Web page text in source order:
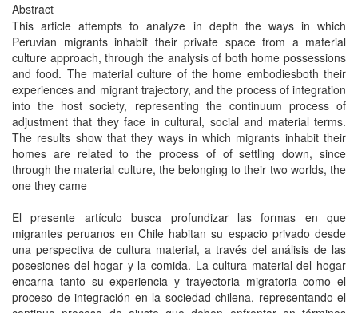
Abstract
This article attempts to analyze in depth the ways in which
Peruvian migrants inhabit their private space from a material
culture approach, through the analysis of both home possessions
and food. The material culture of the home embodiesboth their
experiences and migrant trajectory, and the process of integration
into the host society, representing the continuum process of
adjustment that they face in cultural, social and material terms.
The results show that they ways in which migrants inhabit their
homes are related to the process of of settling down, since
through the material culture, the belonging to their two worlds, the
one they came
El presente artículo busca profundizar las formas en que
migrantes peruanos en Chile habitan su espacio privado desde
una perspectiva de cultura material, a través del análisis de las
posesiones del hogar y la comida. La cultura material del hogar
encarna tanto su experiencia y trayectoria migratoria como el
proceso de integración en la sociedad chilena, representando el